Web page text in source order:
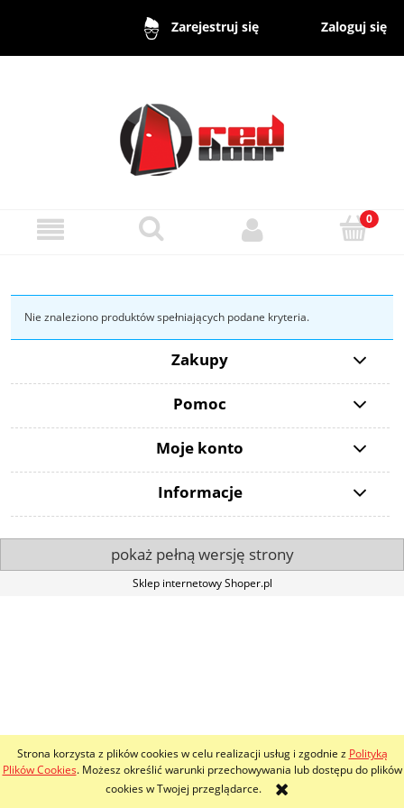
Strona korzysta z plików cookies w celu realizacji usług i zgodnie z Polityką
Plików Cookies. Możesz określić warunki przechowywania lub dostępu do plików
cookies w Twojej przeglądarce.
Zarejestruj się Zaloguj się
Nie znaleziono produktów spełniających podane kryteria.
Zakupy
Pomoc
Moje konto
Informacje
pokaż pełną wersję strony
Sklep internetowy Shoper.pl